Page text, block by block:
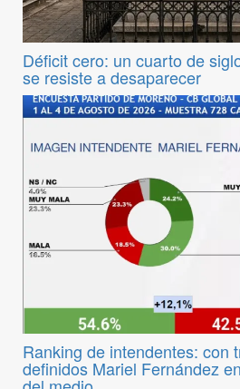
Déficit cero: un cuarto de
se resiste a desaparecer
Ranking de intendentes: con
definidos Mariel Fernández